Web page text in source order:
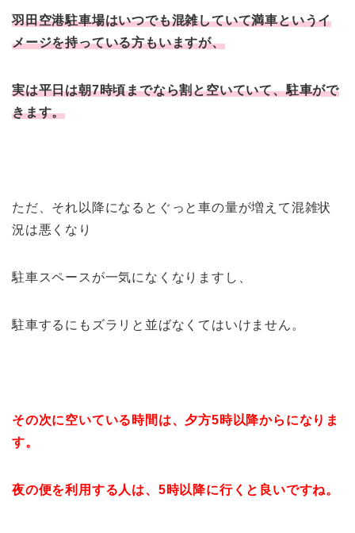
羽田空港駐車場はいつでも混雑していて満車というイ
メージを持っている方もいますが、
実は平日は朝7時頃までなら割と空いていて、駐車がで
きます。
ただ、それ以降になるとぐっと車の量が増えて混雑状
況は悪くなり
駐車スペースが一気になくなりますし、
駐車するにもズラリと並ばなくてはいけません。
その次に空いている時間は、夕方5時以降からになりま
す。
夜の便を利用する人は、5時以降に行くと良いですね。